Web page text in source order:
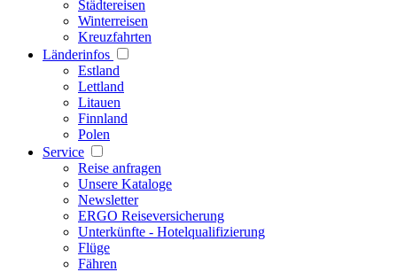
Städtereisen
Winterreisen
Kreuzfahrten
Länderinfos
Estland
Lettland
Litauen
Finnland
Polen
Service
Reise anfragen
Unsere Kataloge
Newsletter
ERGO Reiseversicherung
Unterkünfte - Hotelqualifizierung
Flüge
Fähren